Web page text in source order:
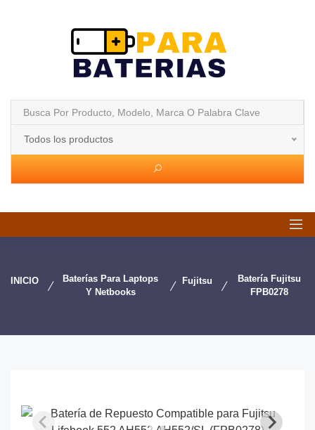
Todos los productos
INICIO
Baterías Para Laptops
Y Netbooks
Fujitsu
Batería Fujitsu
FPB0278